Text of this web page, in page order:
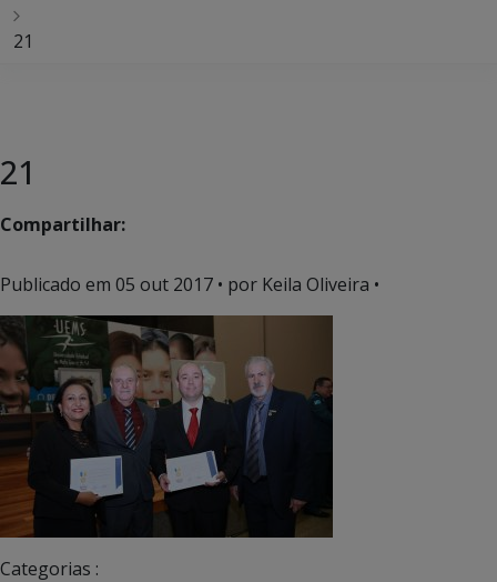
21
21
Compartilhar:
Publicado em 05 out 2017 • por Keila Oliveira •
Categorias :